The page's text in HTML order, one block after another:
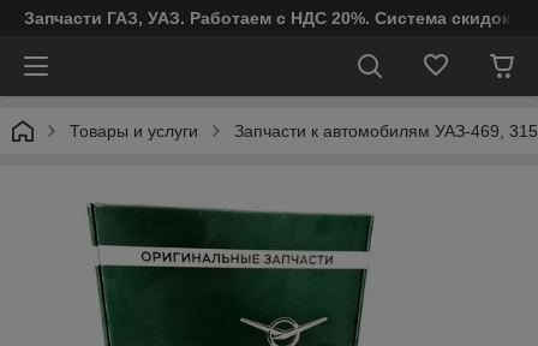
Запчасти ГАЗ, УАЗ. Работаем с НДС 20%. Система скидок
Товары и услуги Запчасти к автомобилям УАЗ-469,